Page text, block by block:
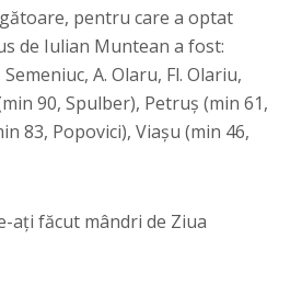
pentru care a optat
de Iulian Muntean a fost:
A. Olaru, Fl. Olariu,
90, Spulber), Petruș (min 61,
83, Popovici), Viașu (min 46,
ați făcut mândri de Ziua